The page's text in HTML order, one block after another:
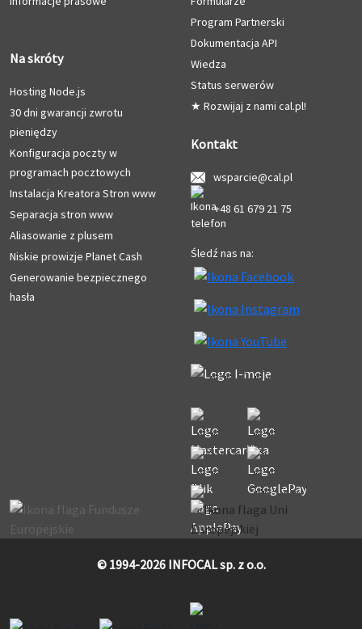
Na skróty
Hosting Node.js
30 dni gwarancji zwrotu
pieniędzy
Konfiguracja poczty w
programach pocztowych
Instalacja Kreatora Stron www
Separacja stron www
Aliasowanie z plusem
Niskie prowizje Planet Cash
Generowanie bezpiecznego
hasła
Program Partnerski
Dokumentacja API
Wiedza
Status serwerów
★ Rozwijaj z nami cal.pl!
Kontakt
wsparcie@cal.pl
+48 61 679 21 75
Śledź nas na:
© 1994-2026 INFOCAL sp. z o.o.